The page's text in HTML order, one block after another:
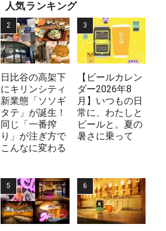
人気ランキング
日比谷の高架下
にキリンシティ
新業態「ソソギ
タテ」が誕生！
同じ「一番搾
り」が注ぎ方で
こんなに変わる
【ビールカレン
ダー2026年8
月】いつもの日
常に、わたしと
ビールと。夏の
暑さに乗って